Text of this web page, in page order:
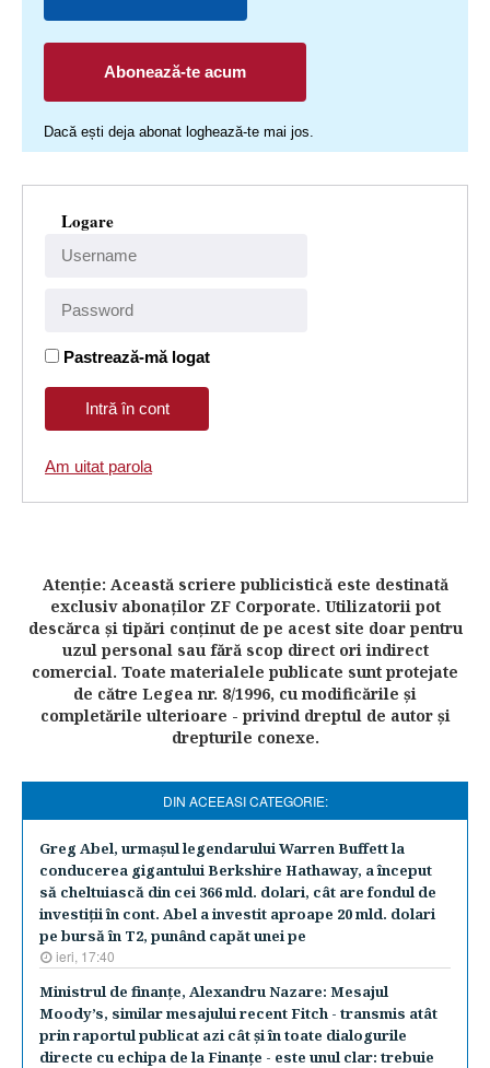
Abonează-te acum
Dacă ești deja abonat loghează-te mai jos.
Logare
Pastrează-mă logat
Am uitat parola
Atenţie: Această scriere publicistică este destinată
exclusiv abonaţilor ZF Corporate. Utilizatorii pot
descărca şi tipări conţinut de pe acest site doar pentru
uzul personal sau fără scop direct ori indirect
comercial. Toate materialele publicate sunt protejate
de către Legea nr. 8/1996, cu modificările şi
completările ulterioare - privind dreptul de autor şi
drepturile conexe.
DIN ACEEASI CATEGORIE:
Greg Abel, urmaşul legendarului Warren Buffett la
conducerea gigantului Berkshire Hathaway, a început
să cheltuiască din cei 366 mld. dolari, cât are fondul de
investiţii în cont. Abel a investit aproape 20 mld. dolari
pe bursă în T2, punând capăt unei pe
ieri, 17:40
Ministrul de finanţe, Alexandru Nazare: Mesajul
Moody’s, similar mesajului recent Fitch - transmis atât
prin raportul publicat azi cât şi în toate dialogurile
directe cu echipa de la Finanţe - este unul clar: trebuie